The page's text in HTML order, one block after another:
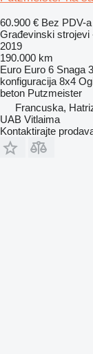
60.900 € Bez PDV-a
Građevinski strojevi
2019
190.000 km
Euro Euro 6 Snaga
konfiguracija 8x4
beton Putzmeister
Francuska,
UAB Vitlaima
Kontaktirajte